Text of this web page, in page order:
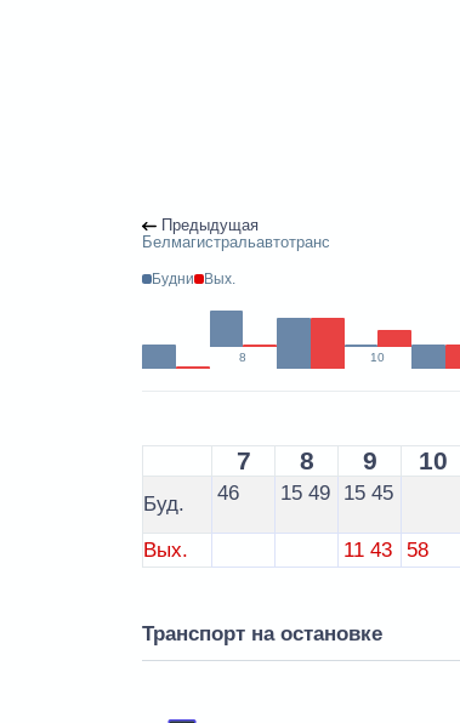
Предыдущая
Белмагистральавтотранс
Будни Вых.
8 10
7 8 9 10
Буд. 46 15 49 15 45
Вых. 11 43 58
Транспорт на остановке